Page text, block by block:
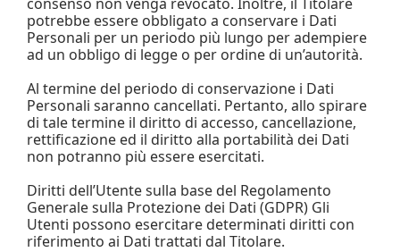
potrebbe essere obbligato a conservare i Dati
Personali per un periodo più lungo per adempiere
ad un obbligo di legge o per ordine di un’autorità.
Al termine del periodo di conservazione i Dati
Personali saranno cancellati. Pertanto, allo spirare
di tale termine il diritto di accesso, cancellazione,
rettificazione ed il diritto alla portabilità dei Dati
non potranno più essere esercitati.
Diritti dell’Utente sulla base del Regolamento
Generale sulla Protezione dei Dati (GDPR) Gli
Utenti possono esercitare determinati diritti con
riferimento ai Dati trattati dal Titolare.